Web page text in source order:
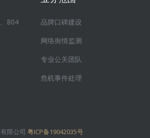
804
品牌口碑建设
网络舆情监测
专业公关团队
危机事件处理
限公司 粤ICP备19042035号